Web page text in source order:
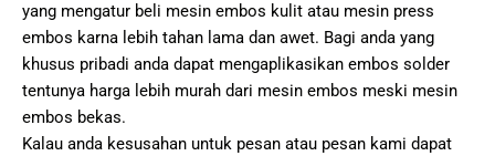
yang mengatur beli mesin embos kulit atau mesin press
embos karna lebih tahan lama dan awet. Bagi anda yang
khusus pribadi anda dapat mengaplikasikan embos solder
tentunya harga lebih murah dari mesin embos meski mesin
embos bekas.
Kalau anda kesusahan untuk pesan atau pesan kami dapat